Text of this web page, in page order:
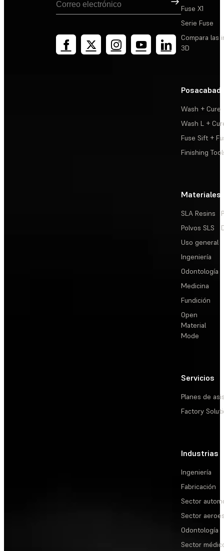
Fuse X1
Serie Fuse
Compara las
3D
Wash + Cure
Wash L +
Fuse Sift +
Finishing
Materiales
SLA Resins
Polvos SLS
Uso general
Ingeniería
Odontología
Medicina
Fundición
Open
Material
Mode
Servicios
Planes de
Factory
Industrias
Ingeniería
Fabricación
Sector
Sector
Odontología
Sector